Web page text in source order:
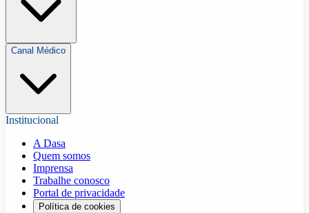
Canal Médico
Institucional
A Dasa
Quem somos
Imprensa
Trabalhe conosco
Portal de privacidade
Política de cookies